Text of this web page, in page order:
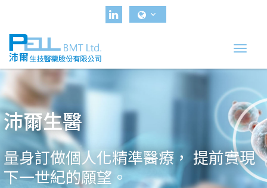
沛爾生醫
量身訂做個人化精準醫療， 提前實現
下一世紀的願望。